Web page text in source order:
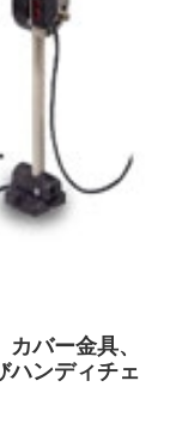
バー金具、
ハンディチェ